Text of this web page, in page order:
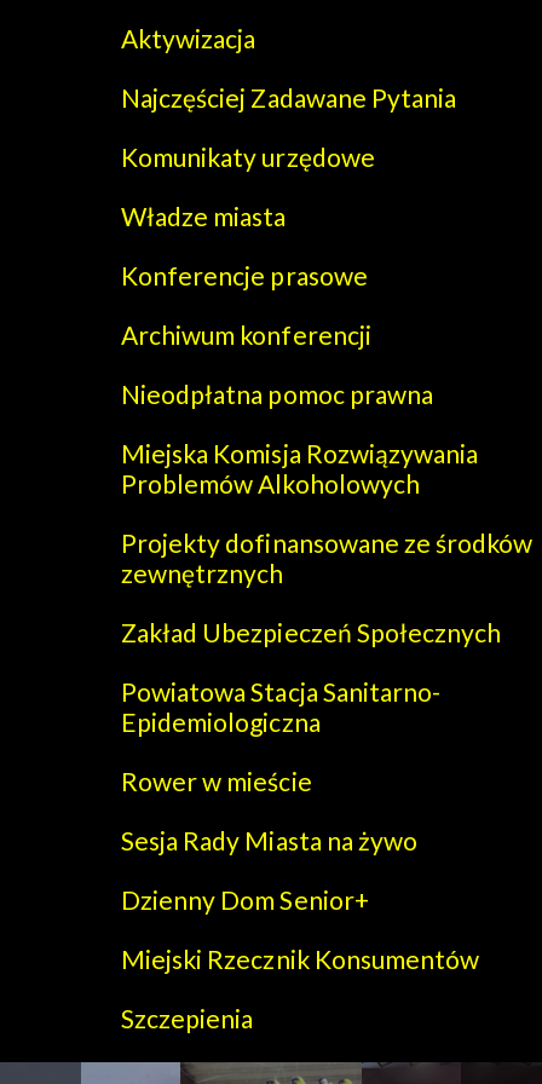
Aktywizacja
Najczęściej Zadawane Pytania
Komunikaty urzędowe
Władze miasta
Konferencje prasowe
Archiwum konferencji
Nieodpłatna pomoc prawna
Miejska Komisja Rozwiązywania
Problemów Alkoholowych
Projekty dofinansowane ze środków
zewnętrznych
Zakład Ubezpieczeń Społecznych
Powiatowa Stacja Sanitarno-
Epidemiologiczna
Rower w mieście
Sesja Rady Miasta na żywo
Dzienny Dom Senior+
Miejski Rzecznik Konsumentów
Szczepienia